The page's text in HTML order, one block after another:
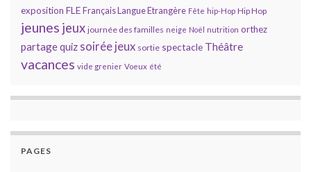
exposition FLE Français Langue Etrangère Fête hip-Hop Hip Hop
jeunes jeux journée des familles neige Noël nutrition orthez
partagequiz soirée jeux sortie spectacle Théâtre
vacances vide grenier Voeux été
PAGES